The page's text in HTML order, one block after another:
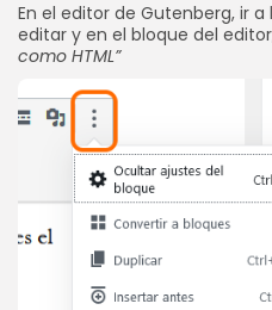
En el editor de Gutenberg, ir
editar y en el bloque del
como HTML”